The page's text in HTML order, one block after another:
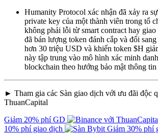
Humanity Protocol xác nhận đã xảy ra
private key của một thành viên trong tổ
không phải lỗi từ smart contract hay
đã bán lượng token đánh cắp và đổi
hơn 30 triệu USD và khiến token $H
này tập trung vào mô hình xác minh
blockchain theo hướng bảo mật thông tin
► Tham gia các Sàn giao dịch với ưu đãi độc
ThuanCapital
Giảm 20% phí GD
10% phí giao dịch
Giảm 30% phí